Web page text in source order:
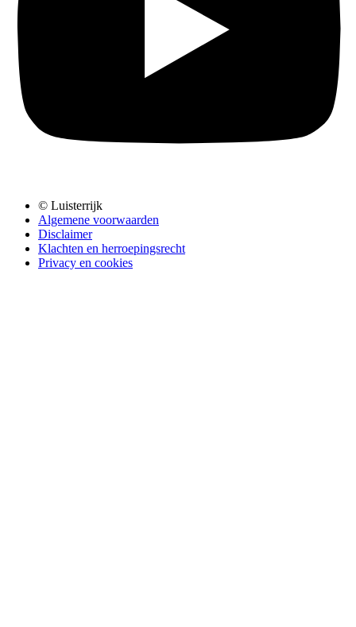
© Luisterrijk
Algemene voorwaarden
Disclaimer
Klachten en herroepingsrecht
Privacy en cookies